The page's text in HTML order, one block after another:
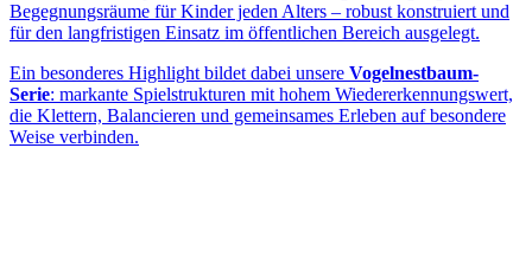
Begegnungsräume für Kinder jeden Alters – robust konstruiert und
für den langfristigen Einsatz im öffentlichen Bereich ausgelegt.
Ein besonderes Highlight bildet dabei unsere Vogelnestbaum-
Serie: markante Spielstrukturen mit hohem Wiedererkennungswert,
die Klettern, Balancieren und gemeinsames Erleben auf besondere
Weise verbinden.